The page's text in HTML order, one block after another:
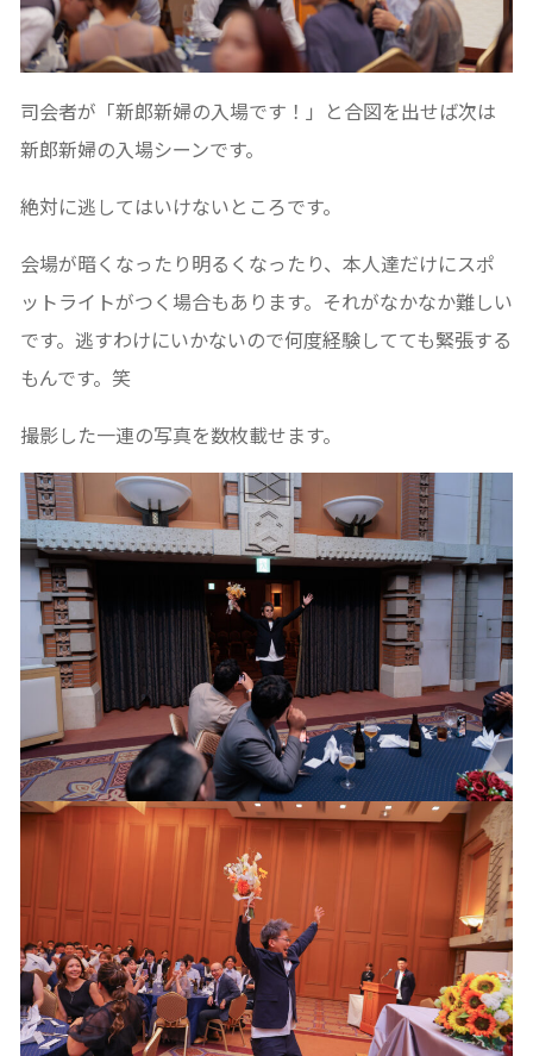
司会者が「新郎新婦の入場です！」と合図を出せば次は
新郎新婦の入場シーンです。
絶対に逃してはいけないところです。
会場が暗くなったり明るくなったり、本人達だけにスポ
ットライトがつく場合もあります。それがなかなか難しい
です。逃すわけにいかないので何度経験してても緊張する
もんです。笑
撮影した一連の写真を数枚載せます。